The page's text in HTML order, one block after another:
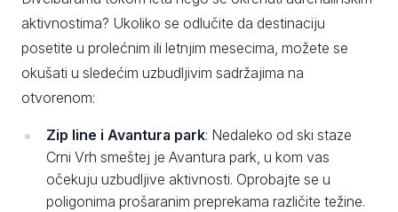
aktivnostima? Ukoliko se odlučite da destinaciju
posetite u prolećnim ili letnjim mesecima, možete se
okušati u sledećim uzbudljivim sadržajima na
otvorenom:
Zip line i Avantura park: Nedaleko od ski staze
Crni Vrh smeštej je Avantura park, u kom vas
očekuju uzbudljive aktivnosti. Oprobajte se u
poligonima prošaranim preprekama različite težine.